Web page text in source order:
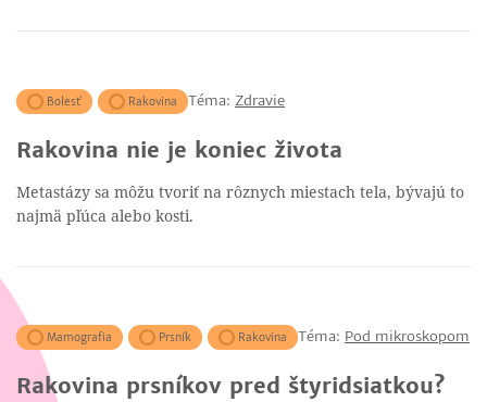
Bolesť Rakovina Téma: Zdravie
Rakovina nie je koniec života
Metastázy sa môžu tvoriť na rôznych miestach tela, bývajú to
najmä pľúca alebo kosti.
Mamografia Prsník Rakovina Téma: Pod mikroskopom
Rakovina prsníkov pred štyridsiatkou?